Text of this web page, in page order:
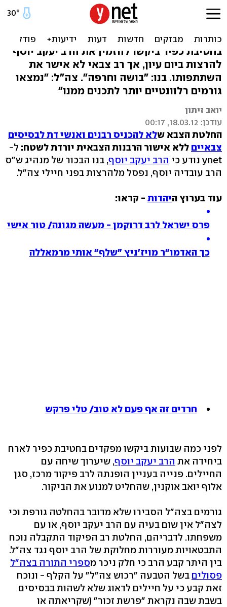
בנו של הרב עובדיה יוסף נפסל
מלהרצות בבסיס
בחטיבת כפיר ביקשו להזמין את הרב יעקב יוסף
להרצות ביום עיון, אך רב צבאי לא אישר את
השתתפותו. בנו: "בושה וחרפה". צה"ל: "נמצאו
גורמים רלוונטיים יותר לתכנים ממנו"
יואב זיתון
עודכן: 18.03.12, 00:17
החלטת הצבא שלא להכניס רבנים ואנשי דת לבסיסים
צבאיים ללא אישור הרבנות הצבאית יורדת לשטח: ל-
ynet נודע כי
הרב יעקב יוסף, בנו הבכור של מנהיג ש"ס
הרב עובדיה יוסף, נפסל מלהרצות בפני חיילי צה"ל.
עוד בערוץ היהדות - קראו:
פרס ישראל לרב דרוקמן - מעשה מגונה/ טור אישי
כך האדמו"ר מויז'ניץ "שלף" אותי מרמאללה
חרדים זה אף פעם לא טוב/ טלי פרקש
לפני כמה שבועות ביקשו מפקדים בחטיבת כפיר לארח
ביחידה את הרב יעקב יוסף, שיערוך שיחה עם
החיילים. פנייה בעניין הופנתה לרב פיקוד מרכז, סגן
אלוף יואב אוקנין, שהחליט למנוע את הביקור.
גורמים בצה"ל הסבירו שלא מדובר בהחלטה גורפת וכי
לצה"ל אין שום בעיה עם הרב יעקב יוסף, או עם
משפחתו. לדבריהם, החלטת רב הפיקוד התקבלה נוכח
התבטאויות מעוררות מחלוקת של הרב יוסף נגד צה"ל.
בין היתר קבע הרב כי חלק ניכר מספרי התורה בצה"ל
פסולים בשל הטבעה "רכוש צה"ל" על הקלף - ונוכח
זאת קבע כי על חיילים לדאוג שלא לשהות בבסיסים
בשבת שבה נקראת "פרשת זכור" (שקריאתה או